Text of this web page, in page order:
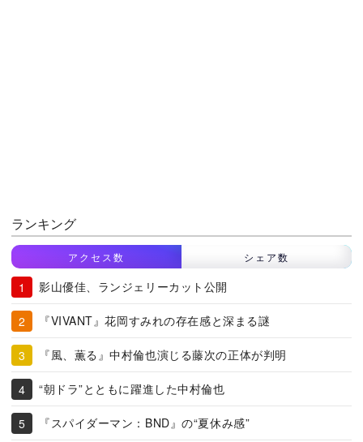
ランキング
アクセス数 シェア数
影山優佳、ランジェリーカット公開
『VIVANT』花岡すみれの存在感と深まる謎
『風、薫る』中村倫也演じる藤次の正体が判明
“朝ドラ”とともに躍進した中村倫也
『スパイダーマン：BND』の“夏休み感”